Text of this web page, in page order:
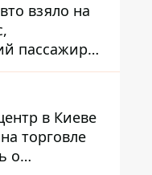
взяло на
пассажиров
пассажир в
в Киеве
торговле
о